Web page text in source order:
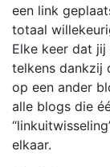
een link
totaal
Elke keer dat
telkens dankzij
op een ander
alle blogs die
elkaar.